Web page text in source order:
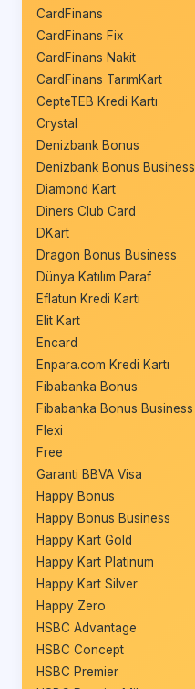
CardFinans
CardFinans Fix
CardFinans Nakit
CardFinans TarımKart
CepteTEB Kredi Kartı
Crystal
Denizbank Bonus
Denizbank Bonus Business
Diamond Kart
Diners Club Card
DKart
Dragon Bonus Business
Dünya Katılım Paraf
Eflatun Kredi Kartı
Elit Kart
Encard
Enpara.com Kredi Kartı
Fibabanka Bonus
Fibabanka Bonus Business
Flexi
Free
Garanti BBVA Visa
Happy Bonus
Happy Bonus Business
Happy Kart Gold
Happy Kart Platinum
Happy Kart Silver
Happy Zero
HSBC Advantage
HSBC Concept
HSBC Premier